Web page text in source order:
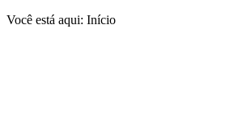
Você está aqui: Início